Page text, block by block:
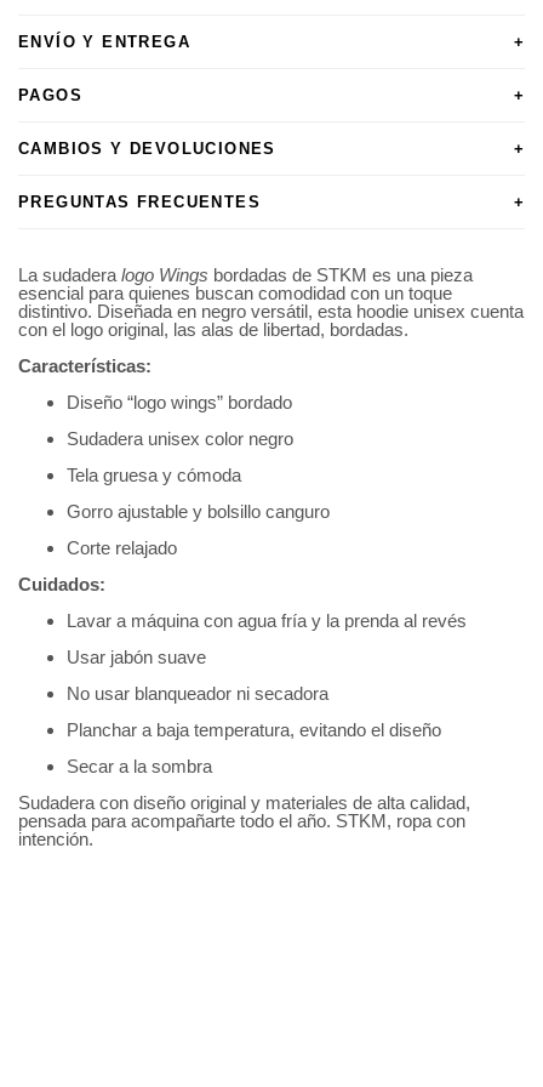
ENVÍO Y ENTREGA +
PAGOS +
CAMBIOS Y DEVOLUCIONES +
PREGUNTAS FRECUENTES +
La sudadera logo Wings bordadas de STKM es una pieza
esencial para quienes buscan comodidad con un toque
distintivo. Diseñada en negro versátil, esta hoodie unisex cuenta
con el logo original, las alas de libertad, bordadas.
Características:
Diseño “logo wings” bordado
Sudadera unisex color negro
Tela gruesa y cómoda
Gorro ajustable y bolsillo canguro
Corte relajado
Cuidados:
Lavar a máquina con agua fría y la prenda al revés
Usar jabón suave
No usar blanqueador ni secadora
Planchar a baja temperatura, evitando el diseño
Secar a la sombra
Sudadera con diseño original y materiales de alta calidad,
pensada para acompañarte todo el año. STKM, ropa con
intención.